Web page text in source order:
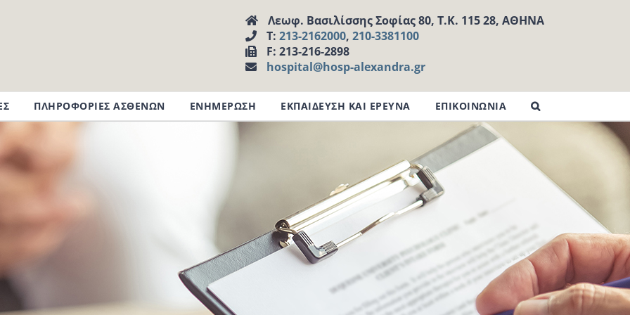
Λεωφ. Βασιλίσσης Σοφίας 80, Τ.Κ. 115 28, ΑΘΗΝΑ
Τ: 213-2162000, 210-3381100
F: 213-216-2898
hospital@hosp-alexandra.gr
ΠΛΗΡΟΦΟΡΙΕΣ ΑΣΘΕΝΩΝ ΕΝΗΜΕΡΩΣΗ ΕΚΠΑΙΔΕΥΣΗ ΚΑΙ ΕΡΕΥΝΑ ΕΠΙΚΟΙΝΩΝΙΑ